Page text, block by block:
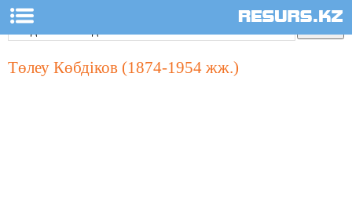
Төлеу Көбдіков (1874-1954 жж.)